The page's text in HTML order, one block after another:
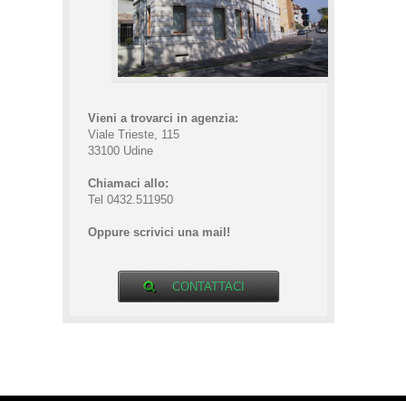
Vieni a trovarci in agenzia:
Viale Trieste, 115
33100 Udine
Chiamaci allo:
Tel 0432.511950
Oppure scrivici una mail!
CONTATTACI